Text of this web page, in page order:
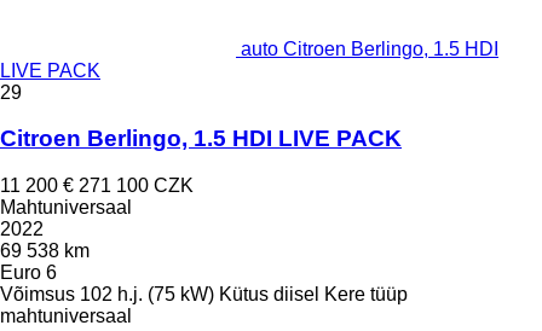
auto Citroen Berlingo, 1.5 HDI
LIVE PACK
29
Citroen Berlingo, 1.5 HDI LIVE PACK
11 200 € 271 100 CZK
Mahtuniversaal
2022
69 538 km
Euro 6
Võimsus 102 h.j. (75 kW) Kütus diisel Kere tüüp
mahtuniversaal